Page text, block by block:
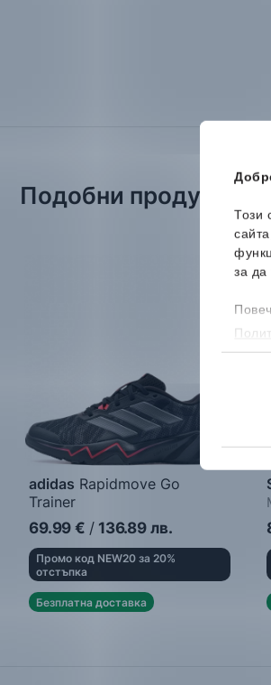
Този
за да
Подобни продукти
adidas Rapidmove Go
Trainer
Мъжки маратонки
69.99 € / 136.89 лв.
Промо код NEW20 за 20%
отстъпка
Безплатна доставка